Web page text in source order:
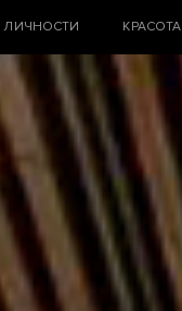
ЛИЧНОСТИ КРАСОТА